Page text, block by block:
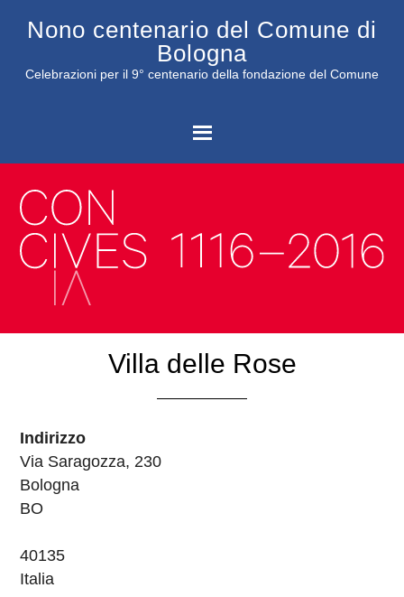
Nono centenario del Comune di
Bologna
Celebrazioni per il 9° centenario della fondazione del Comune
Villa delle Rose
Indirizzo
Via Saragozza, 230
Bologna
BO
40135
Italia